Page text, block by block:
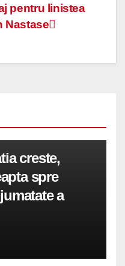
pentru linistea
Nastase
creste,
spre
a